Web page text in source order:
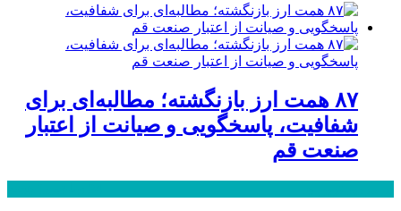
۸۷ همت ارز بازنگشته؛ مطالبه‌ای برای
شفافیت، پاسخگویی و صیانت از اعتبار
صنعت قم